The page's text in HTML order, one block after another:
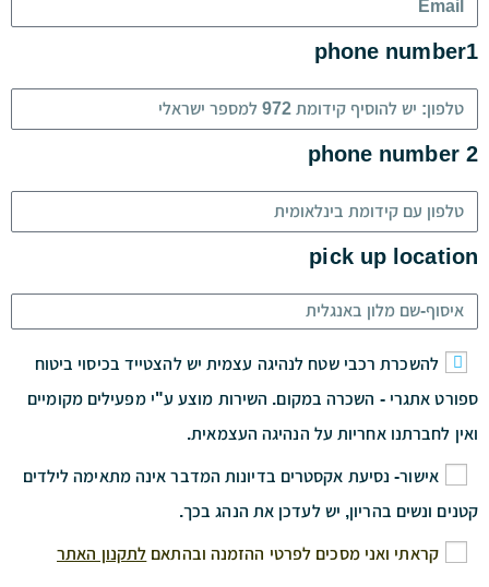
phone number1
phone number 2
pick up location
להשכרת רכבי שטח לנהיגה עצמית יש להצטייד בכיסוי ביטוח
ספורט אתגרי - השכרה במקום. השירות מוצע ע"י מפעילים מקומיים
ואין לחברתנו אחריות על הנהיגה העצמאית.
אישור- נסיעת אקסטרים בדיונות המדבר אינה מתאימה לילדים
קטנים ונשים בהריון, יש לעדכן את הנהג בכך.
קראתי ואני מסכים לפרטי ההזמנה ובהתאם לתקנון האתר